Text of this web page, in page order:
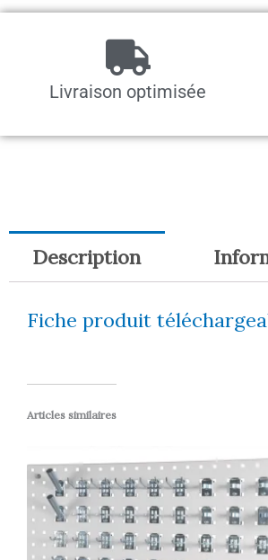
Livraison optimisée
Description
Fiche produit
Articles similaires